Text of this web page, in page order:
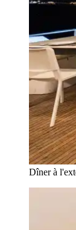
Dîner à